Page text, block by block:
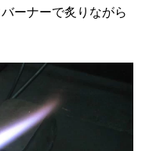
ーナーで炙りながら